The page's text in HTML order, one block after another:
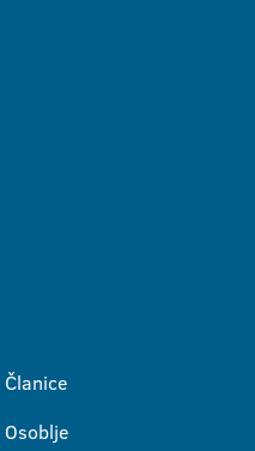
Članice
Osoblje